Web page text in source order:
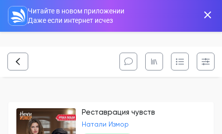
Читайте в новом приложении
Даже если интернет исчез
Реставрация чувств
Натали Измор